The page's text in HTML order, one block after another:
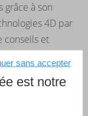
à son
4D par
conseils et
gère près de
10 000
est notre
sans accepter